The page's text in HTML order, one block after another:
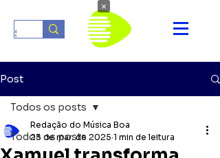
Post
Todos os posts
Todos os posts
Redação do Música Boa
23 de mar. de 2025 1 min de leitura
×